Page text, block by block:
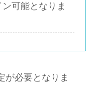
可能となりま
が必要となりま